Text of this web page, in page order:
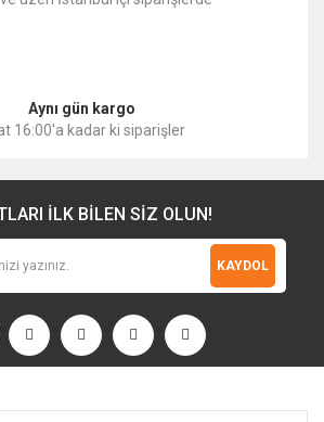
Aynı gün kargo
16:00'a kadar ki siparişler
İLK BİLEN SİZ OLUN!
KAYDOL